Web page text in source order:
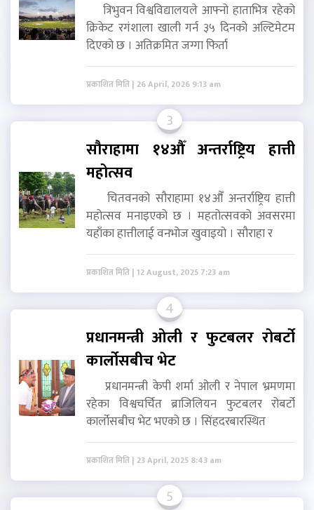
त्रिभुवन विश्वविद्यालयले आफ्नो हाताभित्र रहेको
क्रिकेट रगंशाला खाली गर्न ३५ दिनको अल्टिमेटम
दिएको छ । अतिक्रमित जग्गा फिर्ता
प्रकाशित मिति | 26 April, 2026 9:13 am
3
सौराहामा १४औँ अन्तर्राष्ट्रिय हात्ती
महोत्सव
चितवनको सौराहामा १४औँ अन्तर्राष्ट्रिय हात्ती
महोत्सव मनाइएको छ । महतोत्सवको अवसरमा
यहाँका हात्तीलाई वनभोज खुवाइयो । सौराहा र
प्रकाशित मिति | 12 August, 2025 7:23 am
4
प्रधानमन्त्री ओली र फुटबलर रोबर्टो
कार्लोसबीच भेट
प्रधानमन्त्री केपी शर्मा ओली र नेपाल भ्रमणमा
रहेका विश्वचर्चित ब्राजिलियन फुटबलर रोबर्टो
कार्लोसबीच भेट भएको छ । सिंहदरबारस्थित
प्रकाशित मिति | 23 April, 2025 8:43 am
5